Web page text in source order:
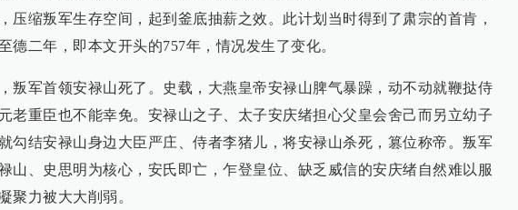
压缩叛军生存空间，起到釜底抽薪之效。此计划当时得到了肃宗的首肯，
德二年，即本文开头的757年，情况发生了变化。
叛军首领安禄山死了。史载，大燕皇帝安禄山脾气暴躁，动不动就鞭挞侍
老重臣也不能幸免。安禄山之子、太子安庆绪担心父皇会舍己而另立幼子
勾结安禄山身边大臣严庄、侍者李猪儿，将安禄山杀死，篡位称帝。叛军
山、史思明为核心，安氏即亡，乍登皇位、缺乏威信的安庆绪自然难以服
聚力被大大削弱。